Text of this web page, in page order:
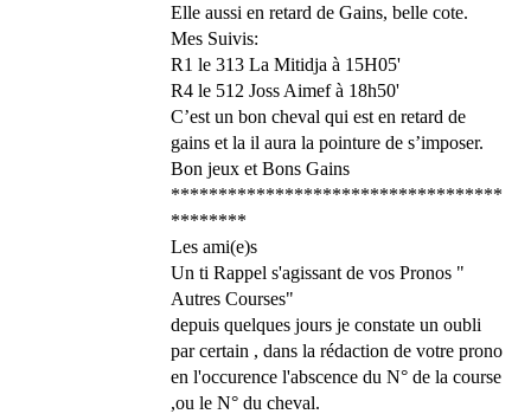
Elle aussi en retard de Gains, belle cote.
Mes Suivis:
R1 le 313 La Mitidja à 15H05'
R4 le 512 Joss Aimef à 18h50'
C’est un bon cheval qui est en retard de
gains et la il aura la pointure de s’imposer.
Bon jeux et Bons Gains
***********************************
********
Les ami(e)s
Un ti Rappel s'agissant de vos Pronos "
Autres Courses"
depuis quelques jours je constate un oubli
par certain , dans la rédaction de votre prono
en l'occurence l'abscence du N° de la course
,ou le N° du cheval.